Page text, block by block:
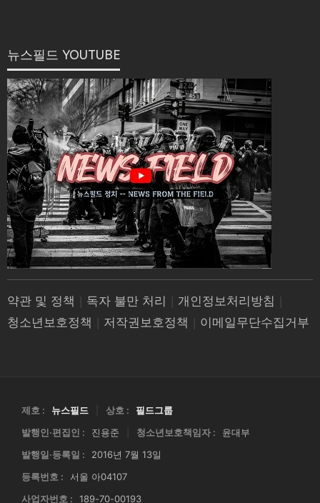
뉴스필드 YOUTUBE
약관 및 정책 | 독자 불만 처리 | 개인정보처리방침 |
청소년보호정책 | 저작권보호정책 | 이메일무단수집거부
제호 : 뉴스필드 상호 :
필드그룹
발행인·편집인 :
진용준 청소년보호책임자 :
윤대부
발행일·등록일 :
2016년 7월 13일
등록번호 :
서울 아04107
사업자번호 :
189-70-00193